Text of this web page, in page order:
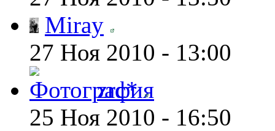
Miray
27 Ноя 2010 - 13:00
zrc*
25 Ноя 2010 - 16:50